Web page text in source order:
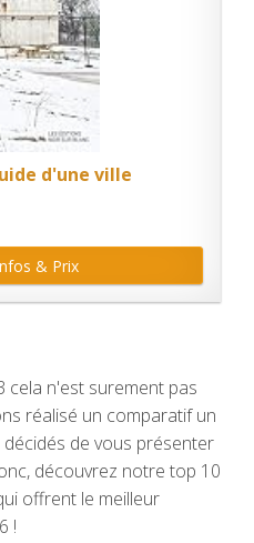
d'une ville
& Prix
cela n'est surement pas
réalisé un comparatif un
de vous présenter
découvrez notre top 10
offrent le meilleur
!